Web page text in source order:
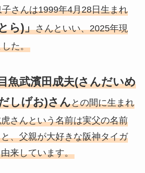
さんは1999年4月28日生まれ
ら)」さんといい、2025年現
た。
魚武濱田成夫(さんだいめ
しげお)さんとの間に生まれ
さんという名前は実父の名前
、父親が大好きな阪神タイガ
来しています。